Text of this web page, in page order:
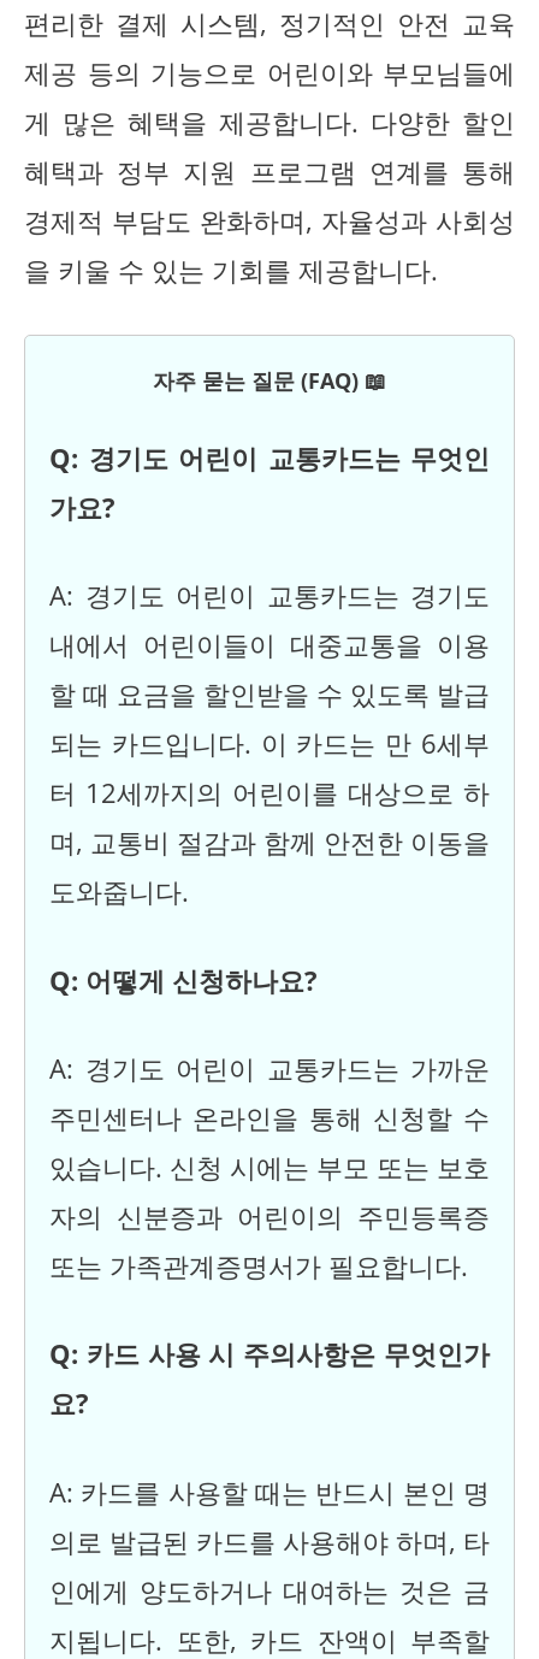
편리한 결제 시스템, 정기적인 안전 교육
제공 등의 기능으로 어린이와 부모님들에
게 많은 혜택을 제공합니다. 다양한 할인
혜택과 정부 지원 프로그램 연계를 통해
경제적 부담도 완화하며, 자율성과 사회성
을 키울 수 있는 기회를 제공합니다.
자주 묻는 질문 (FAQ) 📖
Q: 경기도 어린이 교통카드는 무엇인
가요?
A: 경기도 어린이 교통카드는 경기도
내에서 어린이들이 대중교통을 이용
할 때 요금을 할인받을 수 있도록 발급
되는 카드입니다. 이 카드는 만 6세부
터 12세까지의 어린이를 대상으로 하
며, 교통비 절감과 함께 안전한 이동을
도와줍니다.
Q: 어떻게 신청하나요?
A: 경기도 어린이 교통카드는 가까운
주민센터나 온라인을 통해 신청할 수
있습니다. 신청 시에는 부모 또는 보호
자의 신분증과 어린이의 주민등록증
또는 가족관계증명서가 필요합니다.
Q: 카드 사용 시 주의사항은 무엇인가
요?
A: 카드를 사용할 때는 반드시 본인 명
의로 발급된 카드를 사용해야 하며, 타
인에게 양도하거나 대여하는 것은 금
지됩니다. 또한, 카드 잔액이 부족할